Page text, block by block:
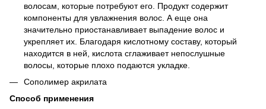
волосам, которые потребуют его. Продукт содержит
компоненты для увлажнения волос. А еще она
значительно приостанавливает выпадение волос и
укрепляет их. Благодаря кислотному составу, который
находится в ней, кислота сглаживает непослушные
волосы, которые плохо подаются укладке.
Сополимер акрилата
Способ применения